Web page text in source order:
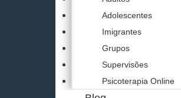
Adolescentes
Imigrantes
Grupos
Supervisões
Psicoterapia Online